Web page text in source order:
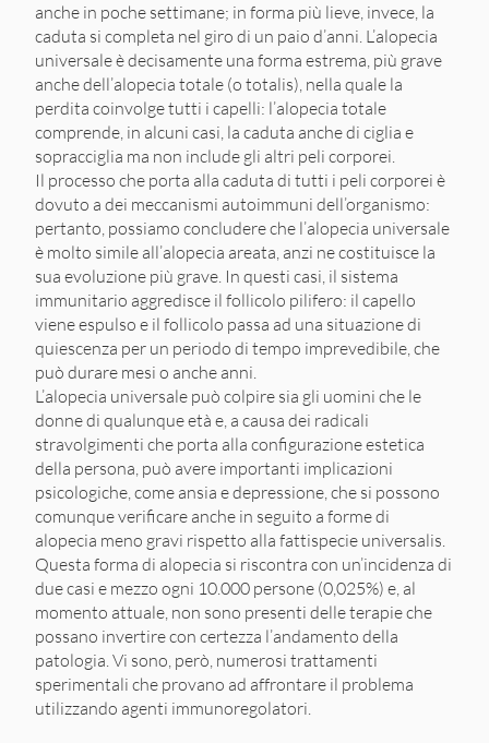
anche in poche settimane; in forma più lieve, invece, la
caduta si completa nel giro di un paio d’anni. L’alopecia
universale è decisamente una forma estrema, più grave
anche dell’alopecia totale (o totalis), nella quale la
perdita coinvolge tutti i capelli: l’alopecia totale
comprende, in alcuni casi, la caduta anche di ciglia e
sopracciglia ma non include gli altri peli corporei.
Il processo che porta alla caduta di tutti i peli corporei è
dovuto a dei meccanismi autoimmuni dell’organismo:
pertanto, possiamo concludere che l’alopecia universale
è molto simile all’alopecia areata, anzi ne costituisce la
sua evoluzione più grave. In questi casi, il sistema
immunitario aggredisce il follicolo pilifero: il capello
viene espulso e il follicolo passa ad una situazione di
quiescenza per un periodo di tempo imprevedibile, che
può durare mesi o anche anni.
L’alopecia universale può colpire sia gli uomini che le
donne di qualunque età e, a causa dei radicali
stravolgimenti che porta alla configurazione estetica
della persona, può avere importanti implicazioni
psicologiche, come ansia e depressione, che si possono
comunque verificare anche in seguito a forme di
alopecia meno gravi rispetto alla fattispecie universalis.
Questa forma di alopecia si riscontra con un’incidenza di
due casi e mezzo ogni 10.000 persone (0,025%) e, al
momento attuale, non sono presenti delle terapie che
possano invertire con certezza l’andamento della
patologia. Vi sono, però, numerosi trattamenti
sperimentali che provano ad affrontare il problema
utilizzando agenti immunoregolatori.